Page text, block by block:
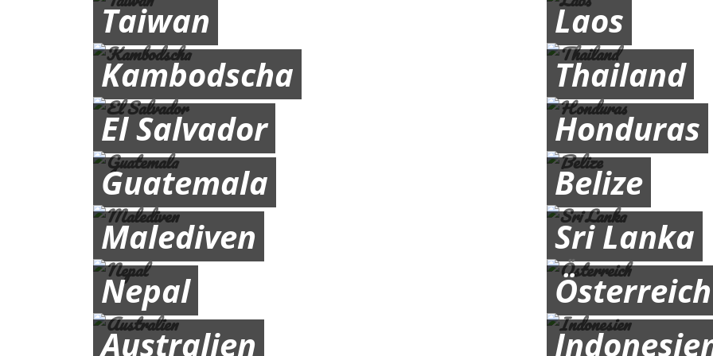
Taiwan
Laos
Kambodscha
Thailand
El Salvador
Honduras
Guatemala
Belize
Malediven
Sri Lanka
Nepal
Österreich
Australien